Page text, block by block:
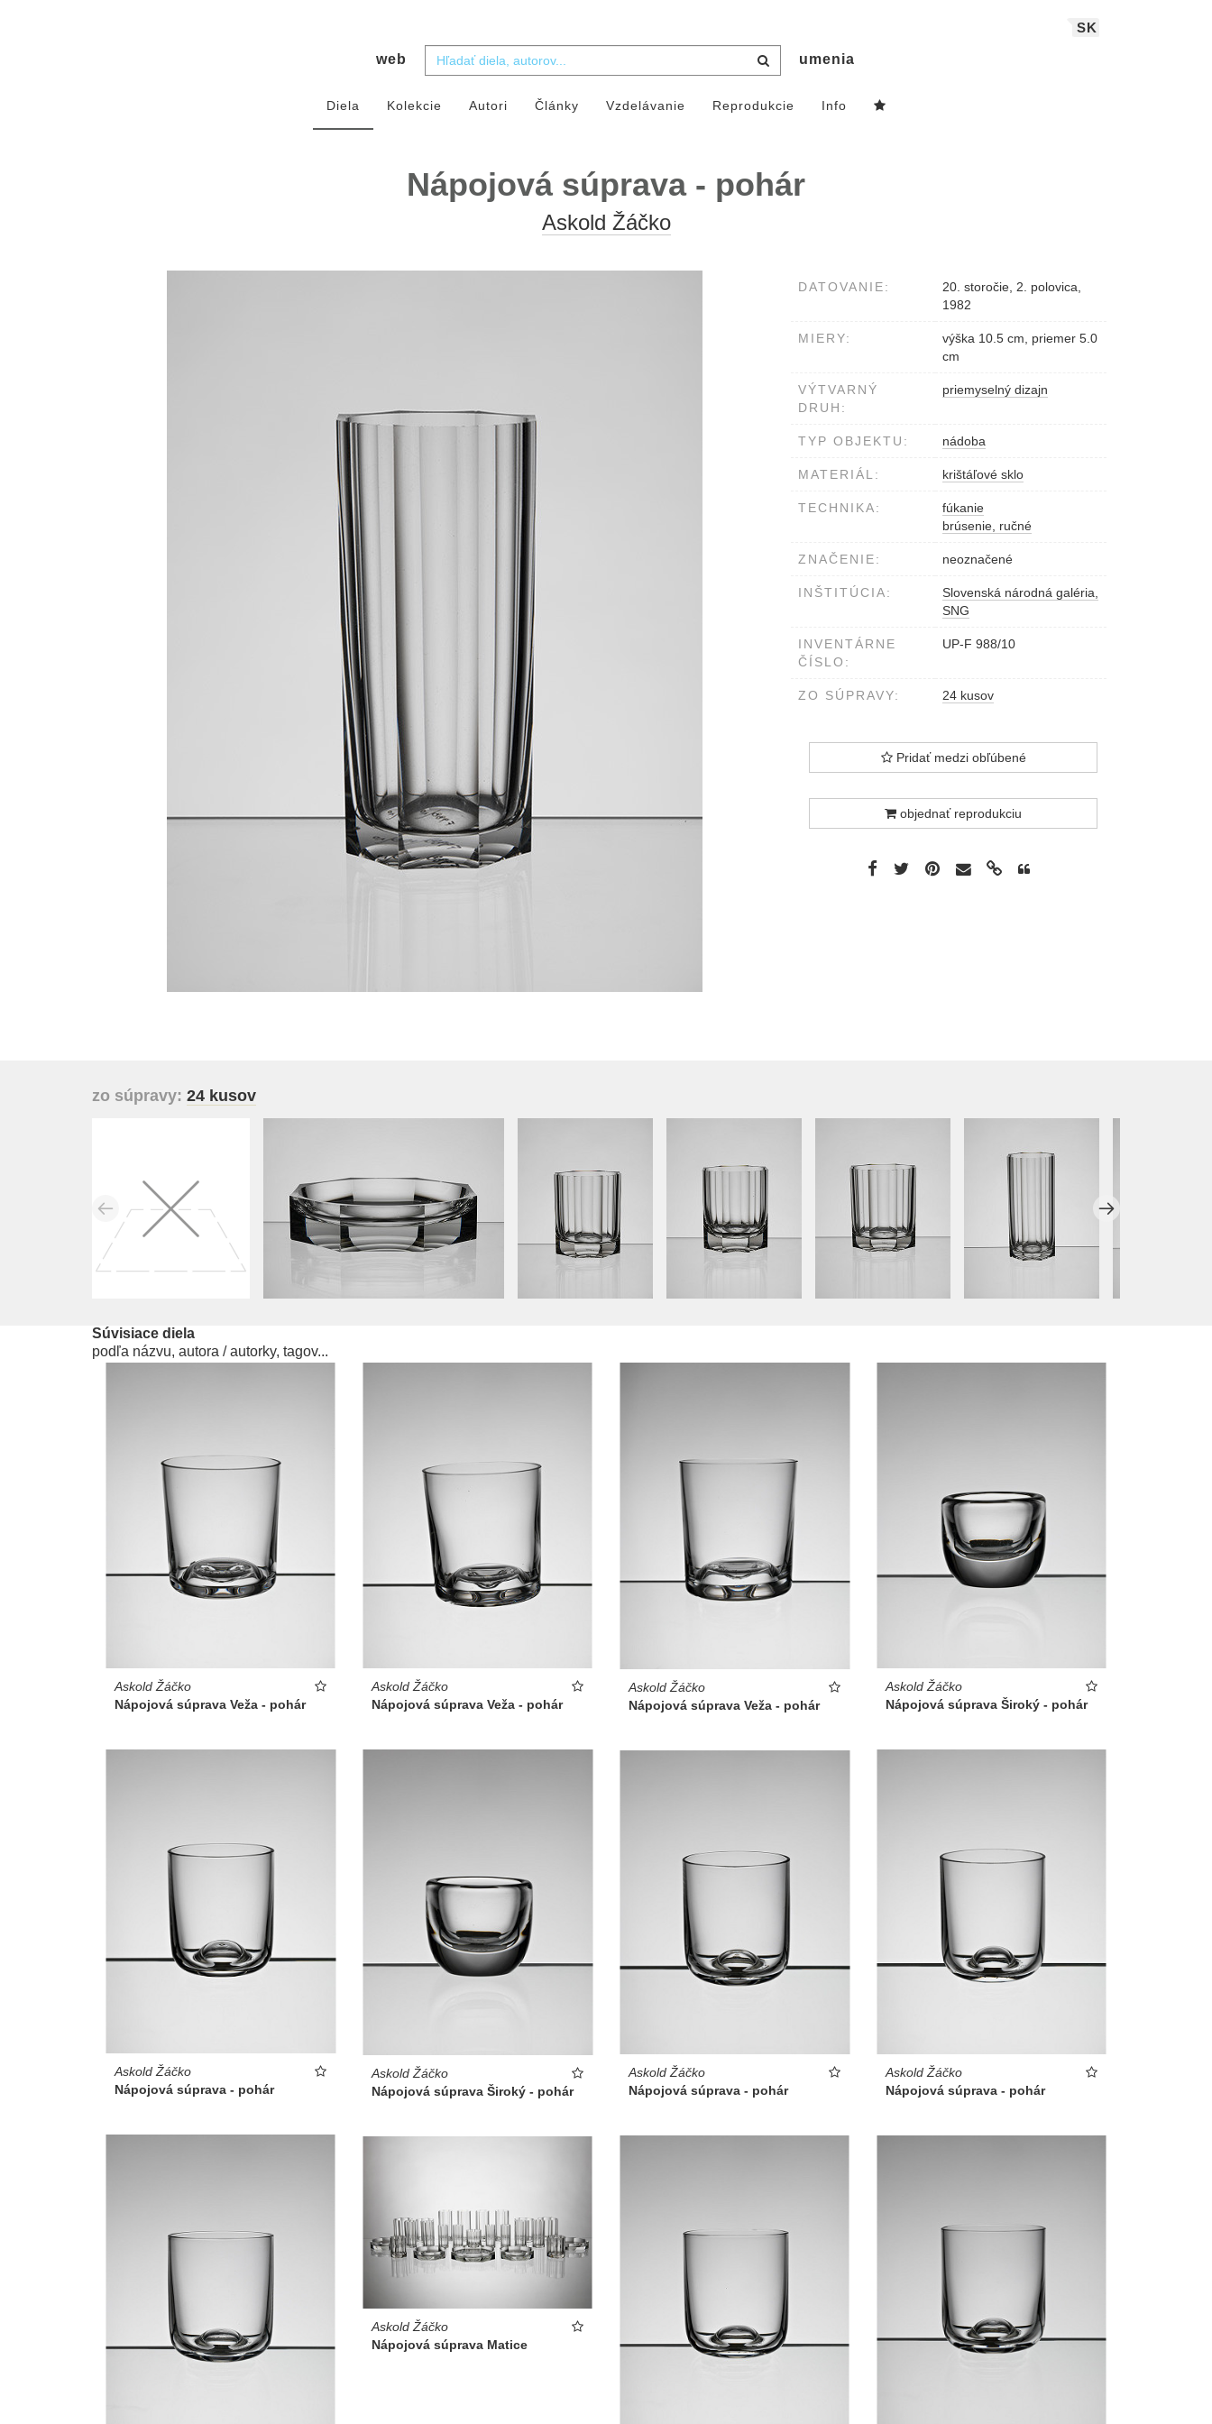
SK
web umenia
Diela Kolekcie Autori Články Vzdelávanie Reprodukcie Info
Nápojová súprava - pohár
Askold Žáčko
DATOVANIE:
20. storočie, 2. polovica,
1982
MIERY:
výška 10.5 cm, priemer 5.0
cm
VÝTVARNÝ
DRUH:
priemyselný dizajn
TYP OBJEKTU: nádoba
MATERIÁL: krištáľové sklo
TECHNIKA:
fúkanie
brúsenie, ručné
ZNAČENIE: neoznačené
INŠTITÚCIA:
Slovenská národná galéria,
SNG
INVENTÁRNE
ČÍSLO:
UP-F 988/10
ZO SÚPRAVY: 24 kusov
Pridať medzi obľúbené
objednať reprodukciu
zo súpravy: 24 kusov
Súvisiace diela
podľa názvu, autora / autorky, tagov...
Askold Žáčko
Nápojová súprava Veža - pohár
Askold Žáčko
Nápojová súprava Veža - pohár
Askold Žáčko
Nápojová súprava Veža - pohár
Askold Žáčko
Nápojová súprava Široký - pohár
Askold Žáčko
Nápojová súprava Široký - pohár
Askold Žáčko
Nápojová súprava - pohár
Askold Žáčko
Nápojová súprava - pohár
Askold Žáčko
Nápojová súprava - pohár
Askold Žáčko
Nápojová súprava Matice